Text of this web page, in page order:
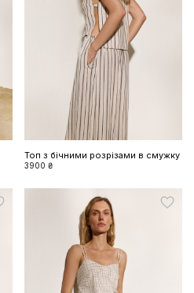
Топ з бічними розрізами в смужку
3900 ₴